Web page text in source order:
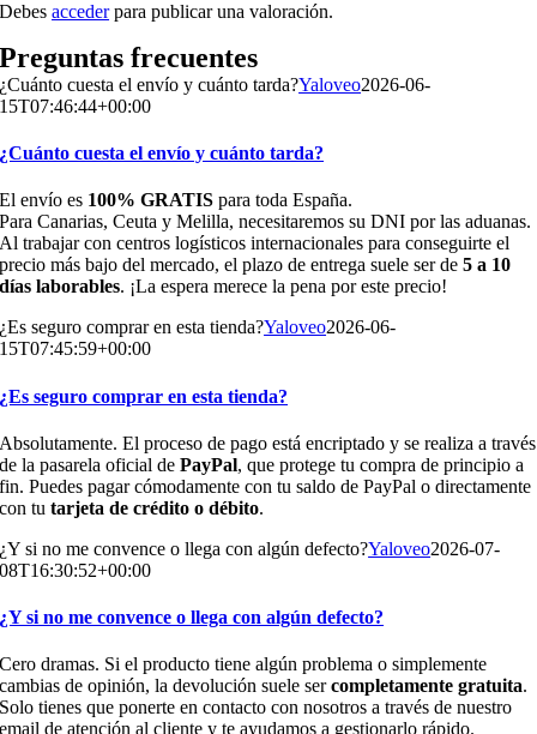
Debesaccederpara publicar una valoración.
Preguntas frecuentes
¿Cuánto cuesta el envío y cuánto tarda?Yaloveo2026-06-
15T07:46:44+00:00
¿Cuánto cuesta el envío y cuánto tarda?
El envío es 100% GRATIS para toda España.
Para Canarias, Ceuta y Melilla, necesitaremos su DNI por las aduanas.
Al trabajar con centros logísticos internacionales para conseguirte el
precio más bajo del mercado, el plazo de entrega suele ser de5 a 10
días laborables. ¡La espera merece la pena por este precio!
¿Es seguro comprar en esta tienda?Yaloveo2026-06-
15T07:45:59+00:00
¿Es seguro comprar en esta tienda?
Absolutamente. El proceso de pago está encriptado y se realiza a través
de la pasarela oficial dePayPal, que protege tu compra de principio a
fin. Puedes pagar cómodamente con tu saldo de PayPal o directamente
con tutarjeta de crédito o débito.
¿Y si no me convence o llega con algún defecto?Yaloveo2026-07-
08T16:30:52+00:00
¿Y si no me convence o llega con algún defecto?
Cero dramas. Si el producto tiene algún problema o simplemente
cambias de opinión, la devolución suele sercompletamente gratuita.
Solo tienes que ponerte en contacto con nosotros a través de nuestro
email de atención al cliente y te ayudamos a gestionarlo rápido.